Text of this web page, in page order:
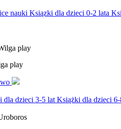
nauki Ksiązki dla dzieci 0-2 lata
play
dla dzieci 3-5 lat Książki dla dzieci